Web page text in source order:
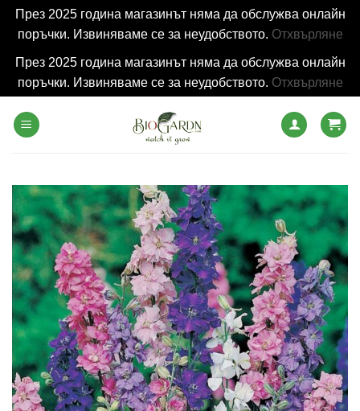
През 2025 година магазинът няма да обслужва онлайн
поръчки. Извиняваме се за неудобството. Отхвърляне
През 2025 година магазинът няма да обслужва онлайн
поръчки. Извиняваме се за неудобството. Отхвърляне